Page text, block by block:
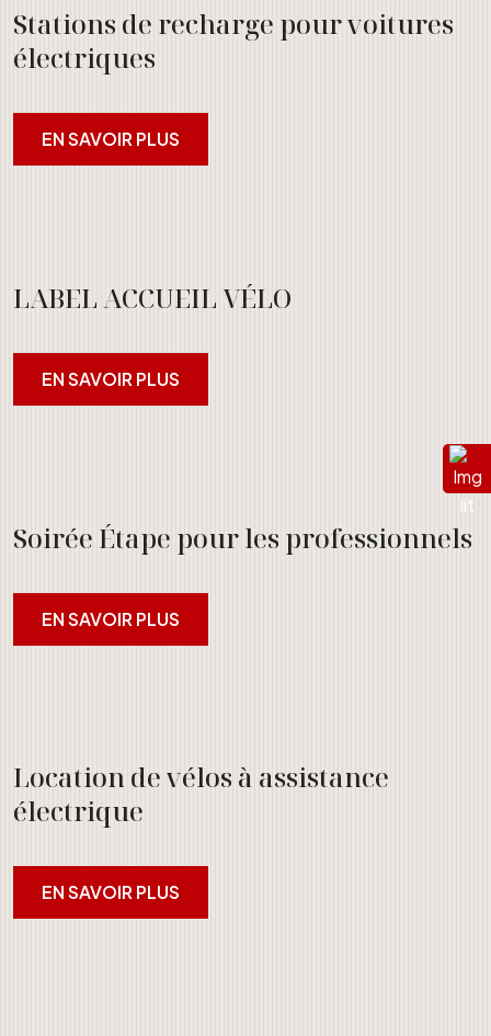
Stations de recharge pour voitures
électriques
EN SAVOIR PLUS
LABEL ACCUEIL VÉLO
EN SAVOIR PLUS
Soirée Étape pour les professionnels
EN SAVOIR PLUS
Location de vélos à assistance
électrique
EN SAVOIR PLUS